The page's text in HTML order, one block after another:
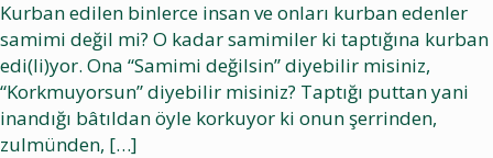
Kurban edilen binlerce insan ve onları kurban edenler
samimi değil mi? O kadar samimiler ki taptığına kurban
edi(li)yor. Ona “Samimi değilsin” diyebilir misiniz,
“Korkmuyorsun” diyebilir misiniz? Taptığı puttan yani
inandığı bâtıldan öyle korkuyor ki onun şerrinden,
zulmünden, […]